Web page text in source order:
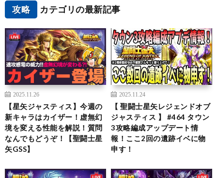
攻略 カテゴリの最新記事
2025.11.26
【星矢ジャスティス】今週の
新キャラはカイザー！虚無幻
境を変える性能を解説！質問
なんでもどうぞ！【聖闘士星
矢GSS】
2025.11.24
【 聖闘士星矢レジェンドオブ
ジャスティス 】 #464 タウン
3攻略編成アップデート情
報！ここ2回の遺跡イベに物
申す！